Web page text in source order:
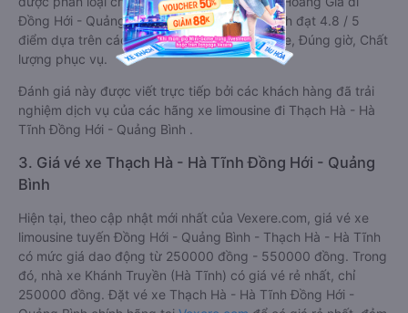
Đồng Hới - Quảng Bình từ Thạch Hà - Hà Tĩnh đạt 4.8 / 5
điểm dựa trên các tiêu chí như: Chất lượng xe, Đúng giờ, Chất
lượng phục vụ.
Đánh giá này được viết trực tiếp bởi các khách hàng đã trải
nghiệm dịch vụ của các hãng xe limousine đi Thạch Hà - Hà
Tĩnh Đồng Hới - Quảng Bình .
3. Giá vé xe Thạch Hà - Hà Tĩnh Đồng Hới - Quảng
Bình
Hiện tại, theo cập nhật mới nhất của Vexere.com, giá vé xe
limousine tuyến Đồng Hới - Quảng Bình - Thạch Hà - Hà Tĩnh
có mức giá dao động từ 250000 đồng - 550000 đồng. Trong
đó, nhà xe Khánh Truyền (Hà Tĩnh) có giá vé rẻ nhất, chỉ
250000 đồng. Đặt vé xe Thạch Hà - Hà Tĩnh Đồng Hới -